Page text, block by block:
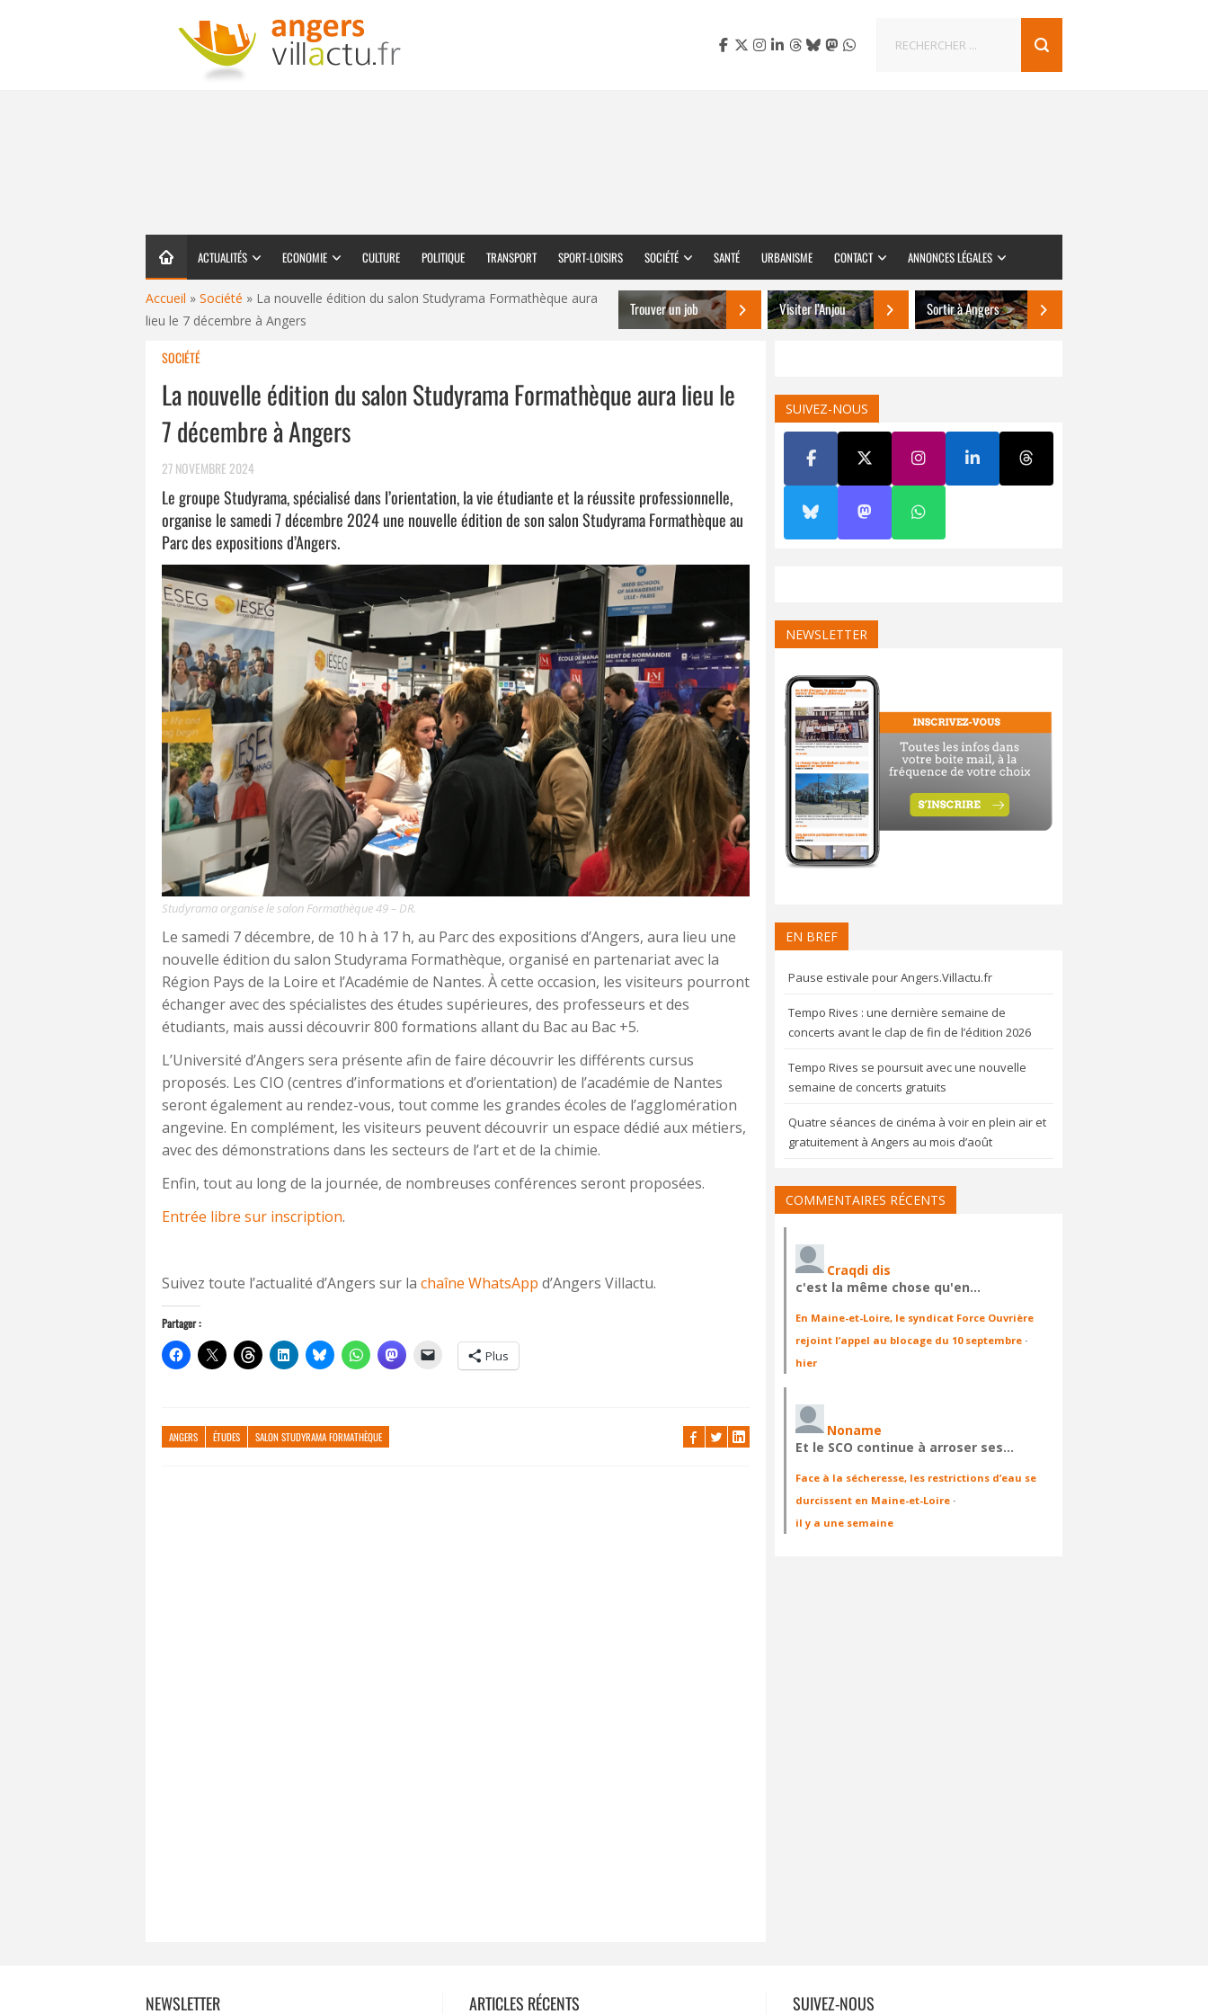
ACTUALITÉS ECONOMIE CULTURE POLITIQUE TRANSPORT SPORT-LOISIRS SOCIÉTÉ SANTÉ URBANISME CONTACT ANNONCES LÉGALES
Accueil » Société » La nouvelle édition du salon Studyrama Formathèque aura
lieu le 7 décembre à Angers
Trouver un job Visiter l’Anjou Sortir à Angers
SOCIÉTÉ
La nouvelle édition du salon Studyrama Formathèque aura lieu le
7 décembre à Angers
27 NOVEMBRE 2024
Le groupe Studyrama, spécialisé dans l’orientation, la vie étudiante et la réussite professionnelle,
organise le samedi 7 décembre 2024 une nouvelle édition de son salon Studyrama Formathèque au
Parc des expositions d’Angers.
Studyrama organise le salon Formathèque 49 – DR.
Le samedi 7 décembre, de 10 h à 17 h, au Parc des expositions d’Angers, aura lieu une
nouvelle édition du salon Studyrama Formathèque, organisé en partenariat avec la
Région Pays de la Loire et l’Académie de Nantes. À cette occasion, les visiteurs pourront
échanger avec des spécialistes des études supérieures, des professeurs et des
étudiants, mais aussi découvrir 800 formations allant du Bac au Bac +5.
L’Université d’Angers sera présente afin de faire découvrir les différents cursus
proposés. Les CIO (centres d’informations et d’orientation) de l’académie de Nantes
seront également au rendez-vous, tout comme les grandes écoles de l’agglomération
angevine. En complément, les visiteurs peuvent découvrir un espace dédié aux métiers,
avec des démonstrations dans les secteurs de l’art et de la chimie.
Enfin, tout au long de la journée, de nombreuses conférences seront proposées.
Entrée libre sur inscription.
Suivez toute l’actualité d’Angers sur la chaîne WhatsApp d’Angers Villactu.
Partager :
Plus
ANGERS ÉTUDES SALON STUDYRAMA FORMATHÈQUE
SUIVEZ-NOUS
NEWSLETTER
EN BREF
Pause estivale pour Angers.Villactu.fr
Tempo Rives : une dernière semaine de
concerts avant le clap de fin de l’édition 2026
Tempo Rives se poursuit avec une nouvelle
semaine de concerts gratuits
Quatre séances de cinéma à voir en plein air et
gratuitement à Angers au mois d’août
COMMENTAIRES RÉCENTS
Craqdi dis
c'est la même chose qu'en…
En Maine-et-Loire, le syndicat Force Ouvrière
rejoint l’appel au blocage du 10 septembre ·
hier
Noname
Et le SCO continue à arroser ses…
Face à la sécheresse, les restrictions d’eau se
durcissent en Maine-et-Loire ·
il y a une semaine
NEWSLETTER ARTICLES RÉCENTS SUIVEZ-NOUS